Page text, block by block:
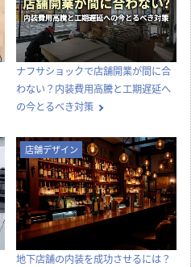
ナフサショックで店舗開業が間に合
わない？内装費用高騰と工期遅延へ
の今とるべき対策
店舗デザイン
地下店舗の内装を成功させるには？